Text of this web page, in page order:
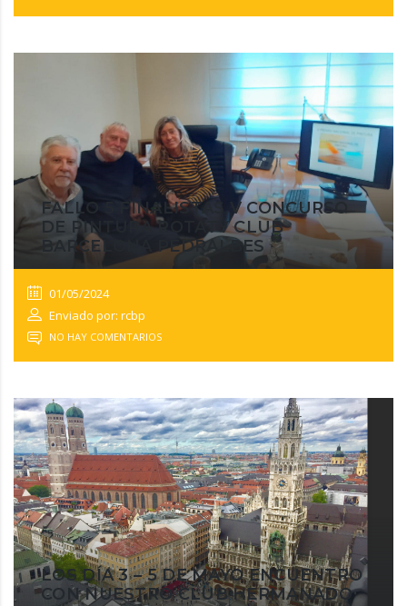
FALLO 5 FINALISTAS V CONCURSO
DE PINTURA ROTATY CLUB
BARCELONA PEDRALBES
01/05/2024
Enviado por: rcbp
NO HAY COMENTARIOS
LOS DÍA 3 – 5 DE MAYO ENCUENTRO
CON NUESTRO CLUB HERMANADO